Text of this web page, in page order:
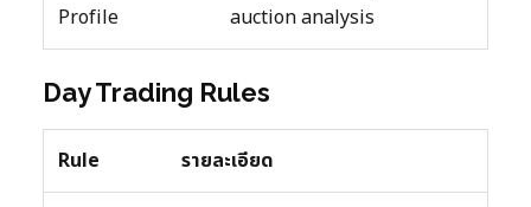
Profile
auction analysis
Day Trading Rules
Rule รายละเอียด